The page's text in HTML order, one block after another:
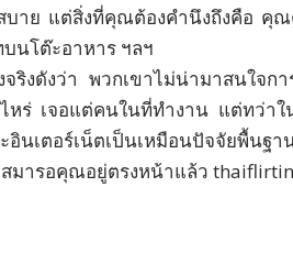
าย แต่สิ่งที่คุณต้องคำนึงถึงคือ คุ
นโต๊ะอาหาร ฯลฯ
จริงดังว่า พวกเขาไม่น่ามาสนใจ
หร่ เจอแต่คนในที่ทำงาน แต่ทว่า
นเตอร์เน็ตเป็นเหมือนปัจจัยพื้นฐ
มารอคุณอยู่ตรงหน้าแล้ว